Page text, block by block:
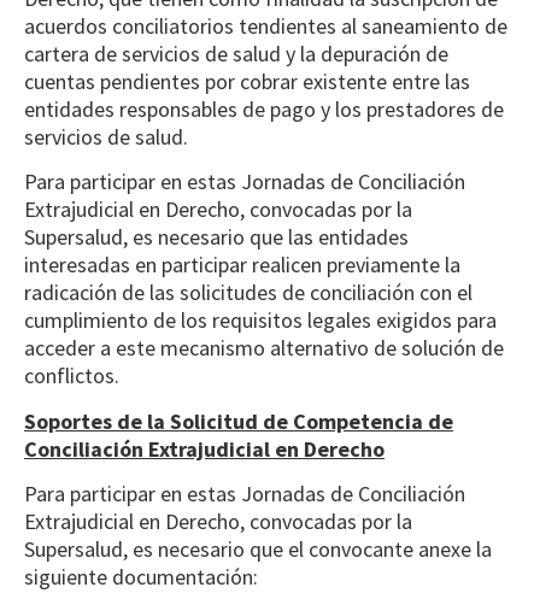
acuerdos conciliatorios tendientes al saneamiento de
cartera de servicios de salud y la depuración de
cuentas pendientes por cobrar existente entre las
entidades responsables de pago y los prestadores de
servicios de salud.
Para participar en estas Jornadas de Conciliación
Extrajudicial en Derecho, convocadas por la
Supersalud, es necesario que las entidades
interesadas en participar realicen previamente la
radicación de las solicitudes de conciliación con el
cumplimiento de los requisitos legales exigidos para
acceder a este mecanismo alternativo de solución de
conflictos.
Soportes de la Solicitud de Competencia de
Conciliación Extrajudicial en Derecho
Para participar en estas Jornadas de Conciliación
Extrajudicial en Derecho, convocadas por la
Supersalud, es necesario que el convocante anexe la
siguiente documentación: